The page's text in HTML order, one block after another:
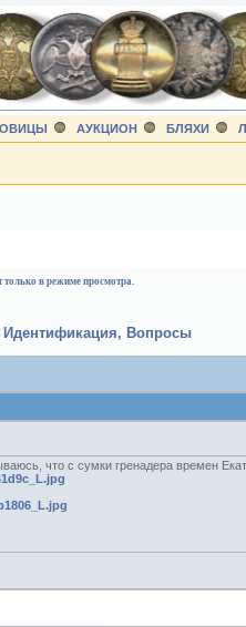
АУКЦИОН БЛЯХИ
в режиме просмотра.
Идентификация, Вопросы
что с сумки гренадера времен